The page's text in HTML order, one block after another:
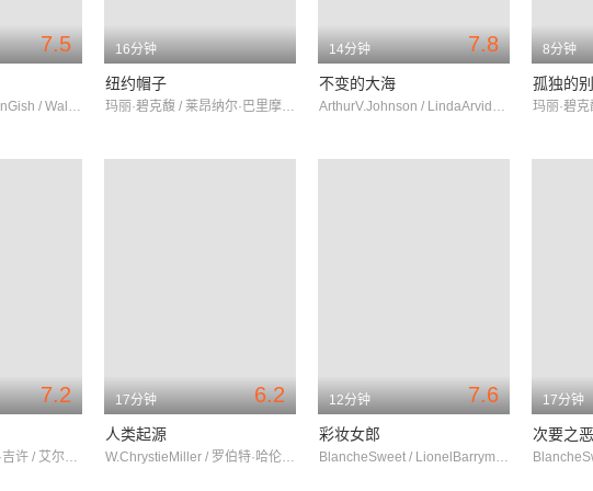
7.5
ElmerBooth / LillianGish / WalterMiller
16分钟
纽约帽子
玛丽·碧克馥 / 莱昂纳尔·巴里摩尔 / 梅·马什
7.8
14分钟
不变的大海
ArthurV.Johnson / LindaArvidson / 格拉迪斯·伊根
8分钟
孤独的
7.2
丽莲·吉许 / 多萝西·吉许 / 艾尔默·布斯
6.2
17分钟
人类起源
W.ChrystieMiller / 罗伯特·哈伦 / 梅·马什
7.6
12分钟
彩妆女郎
BlancheSweet / LionelBarrymore / Gishsisters
17分钟
次要之恶